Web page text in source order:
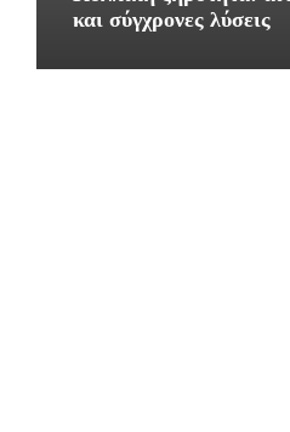
και σύγχρονες λύσεις